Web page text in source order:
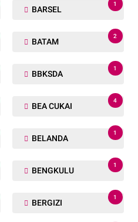
BARSEL
1
BATAM
2
BBKSDA
1
BEA CUKAI
4
BELANDA
1
BENGKULU
1
BERGIZI
1